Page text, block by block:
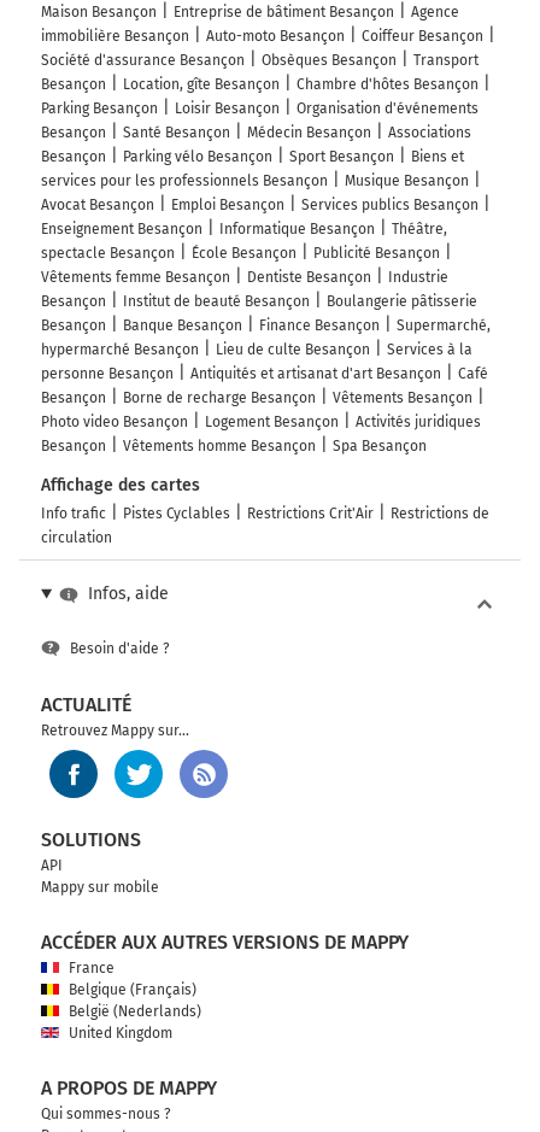
Maison Besançon
Entreprise de bâtiment Besançon
Agence
immobilière Besançon
Auto-moto Besançon
Coiffeur Besançon
Société d'assurance Besançon
Obsèques Besançon
Transport
Besançon
Location, gîte Besançon
Chambre d'hôtes Besançon
Parking Besançon
Loisir Besançon
Organisation d'événements
Besançon
Santé Besançon Médecin Besançon
Associations
Besançon
Parking vélo Besançon Sport Besançon
Biens et
services pour les professionnels Besançon
Musique Besançon
Avocat Besançon
Emploi Besançon
Services publics Besançon
Enseignement Besançon
Informatique Besançon
Théâtre,
spectacle Besançon
École Besançon
Publicité Besançon
Vêtements femme Besançon
Dentiste Besançon
Industrie
Besançon
Institut de beauté Besançon
Boulangerie pâtisserie
Besançon
Banque Besançon Finance Besançon
Supermarché,
hypermarché Besançon
Lieu de culte Besançon
Services à la
personne Besançon
Antiquités et artisanat d'art Besançon
Café
Besançon
Borne de recharge Besançon
Vêtements Besançon
Photo video Besançon
Logement Besançon
Activités juridiques
Besançon
Vêtements homme Besançon Spa Besançon
Affichage des cartes
Info trafic Pistes Cyclables Restrictions Crit'Air
Restrictions de
circulation
Infos, aide
Besoin d'aide ?
ACTUALITÉ
Retrouvez Mappy sur...
SOLUTIONS
API
Mappy sur mobile
ACCÉDER AUX AUTRES VERSIONS DE MAPPY
France
Belgique (Français)
België (Nederlands)
United Kingdom
A PROPOS DE MAPPY
Qui sommes-nous ?